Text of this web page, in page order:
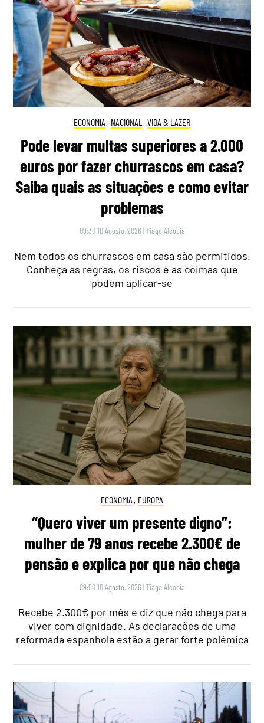
ECONOMIA, NACIONAL , VIDA & LAZER
Pode levar multas superiores a 2.000
euros por fazer churrascos em casa?
Saiba quais as situações e como evitar
problemas
09:30 10 Agosto, 2026 |Tiago Alcobia
Nem todos os churrascos em casa são permitidos.
Conheça as regras, os riscos e as coimas que
podem aplicar-se
ECONOMIA , EUROPA
“Quero viver um presente digno”:
mulher de 79 anos recebe 2.300€ de
pensão e explica por que não chega
09:50 10 Agosto, 2026 |Tiago Alcobia
Recebe 2.300€ por mês e diz que não chega para
viver com dignidade. As declarações de uma
reformada espanhola estão a gerar forte polémica